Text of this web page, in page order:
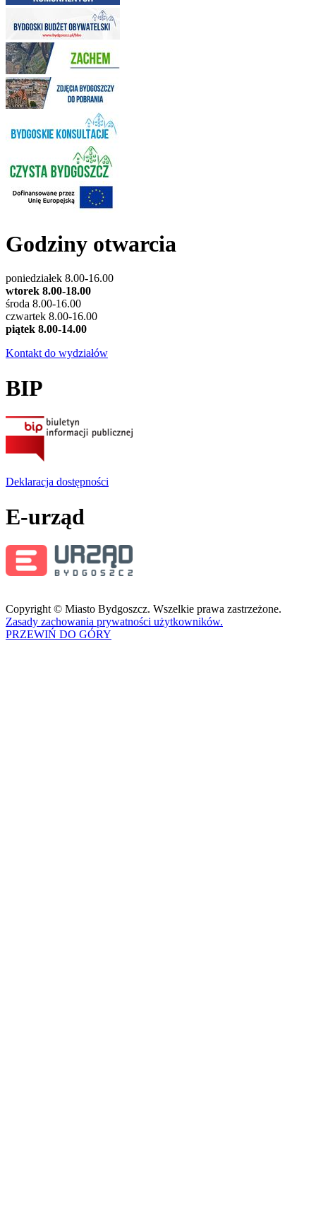
Godziny otwarcia
poniedziałek 8.00-16.00
wtorek 8.00-18.00
środa 8.00-16.00
czwartek 8.00-16.00
piątek 8.00-14.00
Kontakt do wydziałów
BIP
Deklaracja dostępności
E-urząd
Copyright © Miasto Bydgoszcz. Wszelkie prawa zastrzeżone.
Zasady zachowania prywatności użytkowników.
PRZEWIŃ DO GÓRY